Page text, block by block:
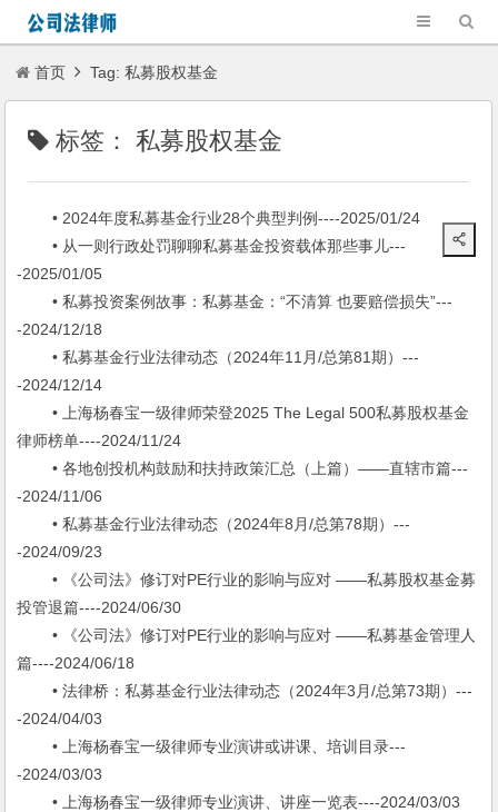
首页 Tag: 私募股权基金
标签：私募股权基金
• 2024年度私募基金行业28个典型判例----2025/01/24
• 从一则行政处罚聊聊私募基金投资载体那些事儿---
-2025/01/05
• 私募投资案例故事：私募基金：“不清算 也要赔偿损失”---
-2024/12/18
• 私募基金行业法律动态（2024年11月/总第81期）---
-2024/12/14
• 上海杨春宝一级律师荣登2025 The Legal 500私募股权基金
律师榜单----2024/11/24
• 各地创投机构鼓励和扶持政策汇总（上篇）——直辖市篇---
-2024/11/06
• 私募基金行业法律动态（2024年8月/总第78期）---
-2024/09/23
• 《公司法》修订对PE行业的影响与应对 ——私募股权基金募
投管退篇----2024/06/30
• 《公司法》修订对PE行业的影响与应对 ——私募基金管理人
篇----2024/06/18
• 法律桥：私募基金行业法律动态（2024年3月/总第73期）---
-2024/04/03
• 上海杨春宝一级律师专业演讲或讲课、培训目录---
-2024/03/03
• 上海杨春宝一级律师专业演讲、讲座一览表----2024/03/03